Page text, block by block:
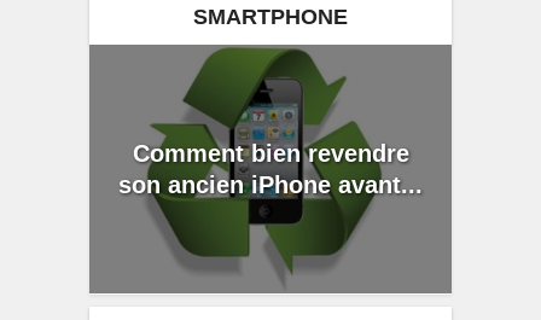
SMARTPHONE
Comment bien revendre
son ancien iPhone avant...